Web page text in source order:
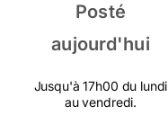
Posté
aujourd'hui
Jusqu'à 17h00 du lundi
au vendredi.